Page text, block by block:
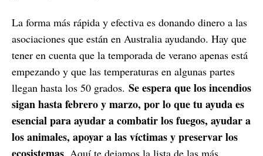
La forma más rápida y efectiva es donando dinero a las
asociaciones que están en Australia ayudando. Hay que
tener en cuenta que la temporada de verano apenas está
empezando y que las temperaturas en algunas partes
llegan hasta los 50 grados. Se espera que los incendios
sigan hasta febrero y marzo, por lo que tu ayuda es
esencial para ayudar a combatir los fuegos, ayudar a
los animales, apoyar a las víctimas y preservar los
. Aquí te dejamos la lista de las más